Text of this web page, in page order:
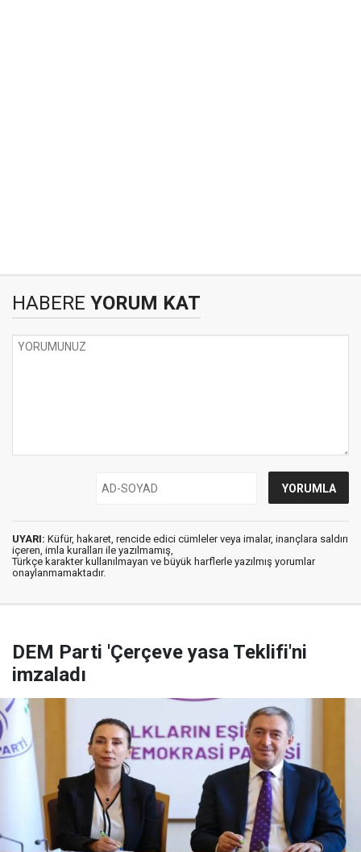
HABERE YORUM KAT
UYARI: Küfür, hakaret, rencide edici cümleler veya imalar, inançlara saldırı
içeren, imla kuralları ile yazılmamış,
Türkçe karakter kullanılmayan ve büyük harflerle yazılmış yorumlar
onaylanmamaktadır.
DEM Parti 'Çerçeve yasa Teklifi'ni
imzaladı